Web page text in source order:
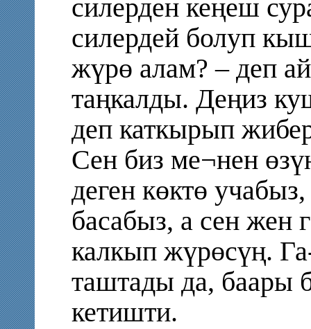
силерден кеңеш
силердей болуп
жүрө алам? – деп
таңкалды. Деңиз
деп каткырып
Сен биз ме¬нен
деген көктө
басабыз, а сен жен
калкып жүрөсүң.
таштады да, баары
кетишти.